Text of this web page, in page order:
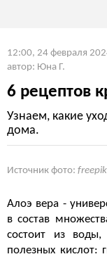
12:00, 24 февраля
автор: Юна Г.
6 рецептов
Узнаем, какие
дома.
Источник фото:
Алоэ вера -
в состав
состоит из
полезных кислот: